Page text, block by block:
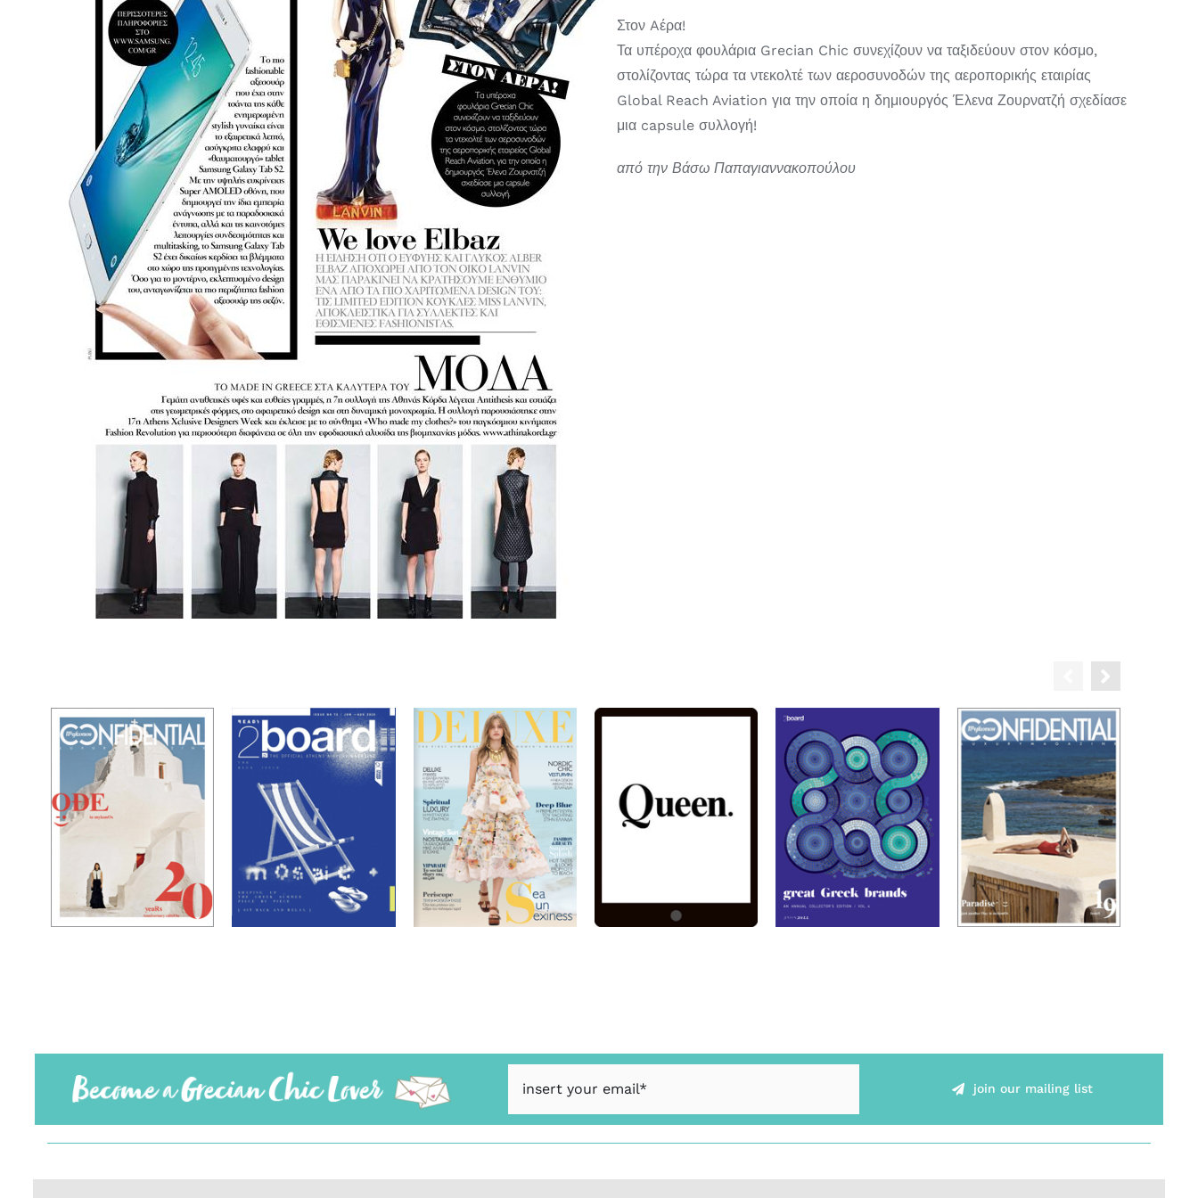
Στον Aέρα!
Τα υπέροχα φουλάρια Grecian Chic συνεχίζουν να ταξιδεύουν στον κόσμο,
στολίζοντας τώρα τα ντεκολτέ των αεροσυνοδών της αεροπορικής εταιρίας
Global Reach Aviation για την οποία η δημιουργός Έλενα Ζουρνατζή σχεδίασε
μια capsule συλλογή!
από την Βάσω Παπαγιαννακοπούλου
join our mailing list